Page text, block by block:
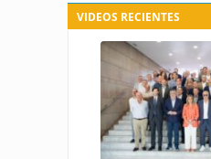
VIDEOS RECIENTES